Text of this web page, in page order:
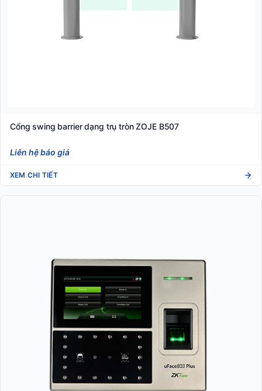
Cổng swing barrier dạng trụ tròn ZOJE B507
Liên hệ báo giá
XEM CHI TIẾT